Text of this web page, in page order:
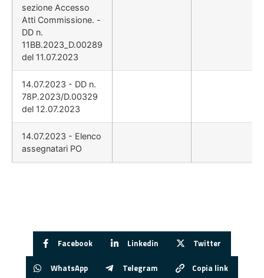
sezione Accesso
Atti Commissione. -
DD n.
11BB.2023_D.00289
del 11.07.2023
14.07.2023 - DD n.
78P.2023/D.00329
del 12.07.2023
14.07.2023 - Elenco
assegnatari PO
Facebook Linkedin Twitter
WhatsApp Telegram Copia link